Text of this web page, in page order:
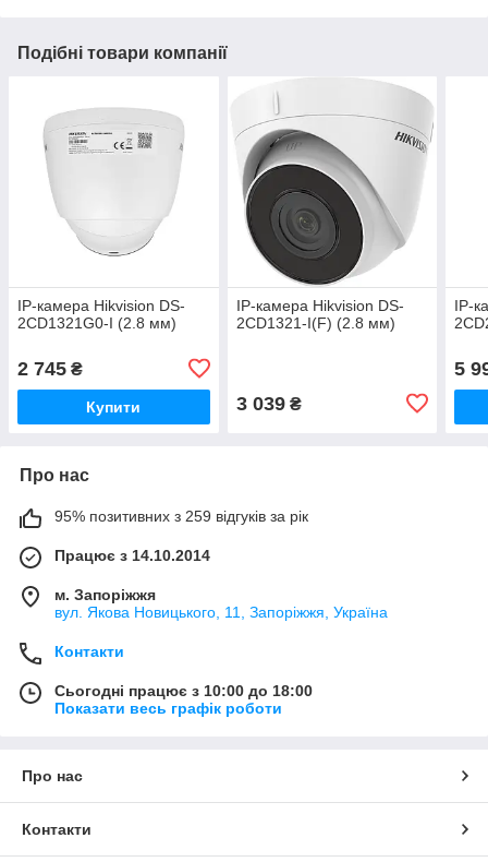
Подібні товари компанії
IP-камера Hikvision DS-
2CD1321G0-I (2.8 мм)
2 745 ₴
Купити
IP-камера Hikvision DS-
2CD1321-I(F) (2.8 мм)
3 039₴
IP-
5
Про нас
95% позитивних з 259 відгуків за рік
Працює з 14.10.2014
м. Запоріжжя
вул. Якова Новицького, 11, Запоріжжя, Україна
Контакти
Сьогодні працює з 10:00 до 18:00
Показати весь графік роботи
Про нас
Контакти